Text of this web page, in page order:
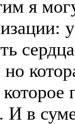
я
И в